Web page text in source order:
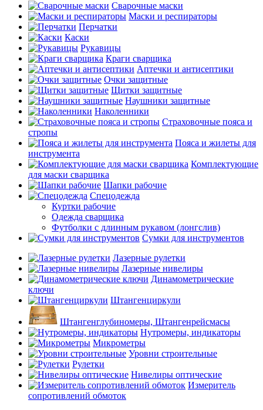
Сварочные маски
Маски и респираторы
Перчатки
Каски
Рукавицы
Краги сварщика
Аптечки и антисептики
Очки защитные
Щитки защитные
Наушники защитные
Наколенники
Страховочные пояса и
стропы
Пояса и жилеты для
инструмента
Комплектующие
для маски сварщика
Шапки рабочие
Спецодежда
Куртки рабочие
Одежда сварщика
Футболки с длинным рукавом (лонгслив)
Сумки для инструментов
Лазерные рулетки
Лазерные нивелиры
Динамометрические
ключи
Штангенциркули
Штангенглубиномеры, Штангенрейсмасы
Нутромеры, индикаторы
Микрометры
Уровни строительные
Рулетки
Нивелиры оптические
Измеритель
сопротивлений обмоток